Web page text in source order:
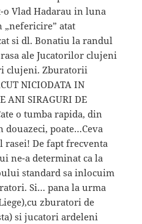
o Vlad Hadarau in luna
„nefericire” atat
si dl. Bonatiu la randul
ale Jucatorilor clujeni
clujeni. Zburatorii
NICIODATA IN
ANI SIRAGURI DE
o tumba rapida, din
douazeci, poate…Ceva
De fapt frecventa
ne-a determinat ca la
standard sa inlocuim
Si… pana la urma
zburatori de
si jucatori ardeleni